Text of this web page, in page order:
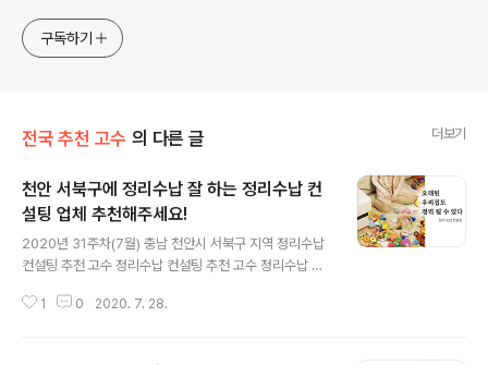
나세요. 가입 직후 내 조건에 맞는 요청서를 무료로 받아보고
만나고 싶은 고객에게 연락하시면 됩니다.
구독하기
전국 추천 고수 의 다른 글 더보기
천안 서북구에 정리수납 잘 하는 정리수납 컨
설팅 업체 추천해주세요!
2020년 31주차(7월) 충남 천안시 서북구 지역 정리수납
컨설팅 추천 고수 정리수납 컨설팅 추천 고수 정리수납 때
마음은 먹었는데 어떤 업체에게 요청할지 고민이셨나요?
1 0 2020. 7. 28.